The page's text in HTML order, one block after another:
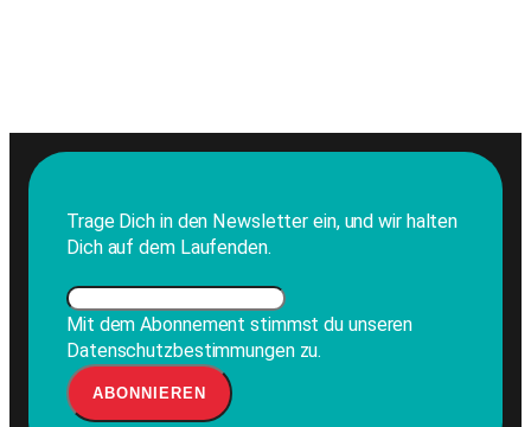
Trage Dich in den Newsletter ein, und wir halten
Dich auf dem Laufenden.
Mit dem Abonnement stimmst du unseren
Datenschutzbestimmungen zu.